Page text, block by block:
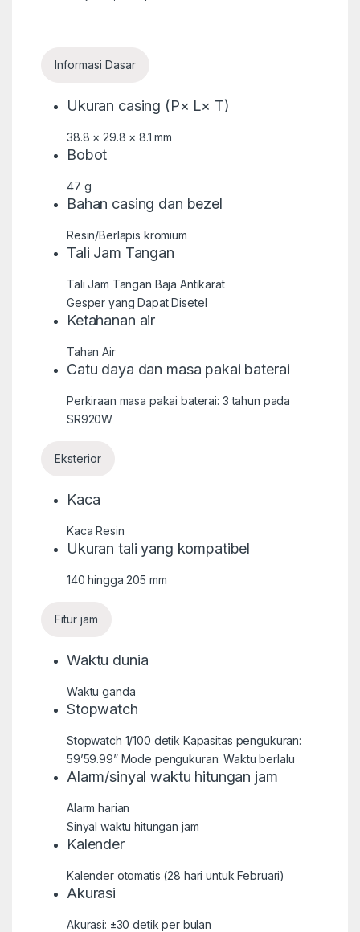
Informasi Dasar
Ukuran casing (P× L× T)
38.8 × 29.8 × 8.1 mm
Bobot
47 g
Bahan casing dan bezel
Resin/Berlapis kromium
Tali Jam Tangan
Tali Jam Tangan Baja Antikarat
Gesper yang Dapat Disetel
Ketahanan air
Tahan Air
Catu daya dan masa pakai baterai
Perkiraan masa pakai baterai: 3 tahun pada
SR920W
Eksterior
Kaca
Kaca Resin
Ukuran tali yang kompatibel
140 hingga 205 mm
Fitur jam
Waktu dunia
Waktu ganda
Stopwatch
Stopwatch 1/100 detik Kapasitas pengukuran:
59’59.99” Mode pengukuran: Waktu berlalu
Alarm/sinyal waktu hitungan jam
Alarm harian
Sinyal waktu hitungan jam
Kalender
Kalender otomatis (28 hari untuk Februari)
Akurasi
Akurasi: ±30 detik per bulan